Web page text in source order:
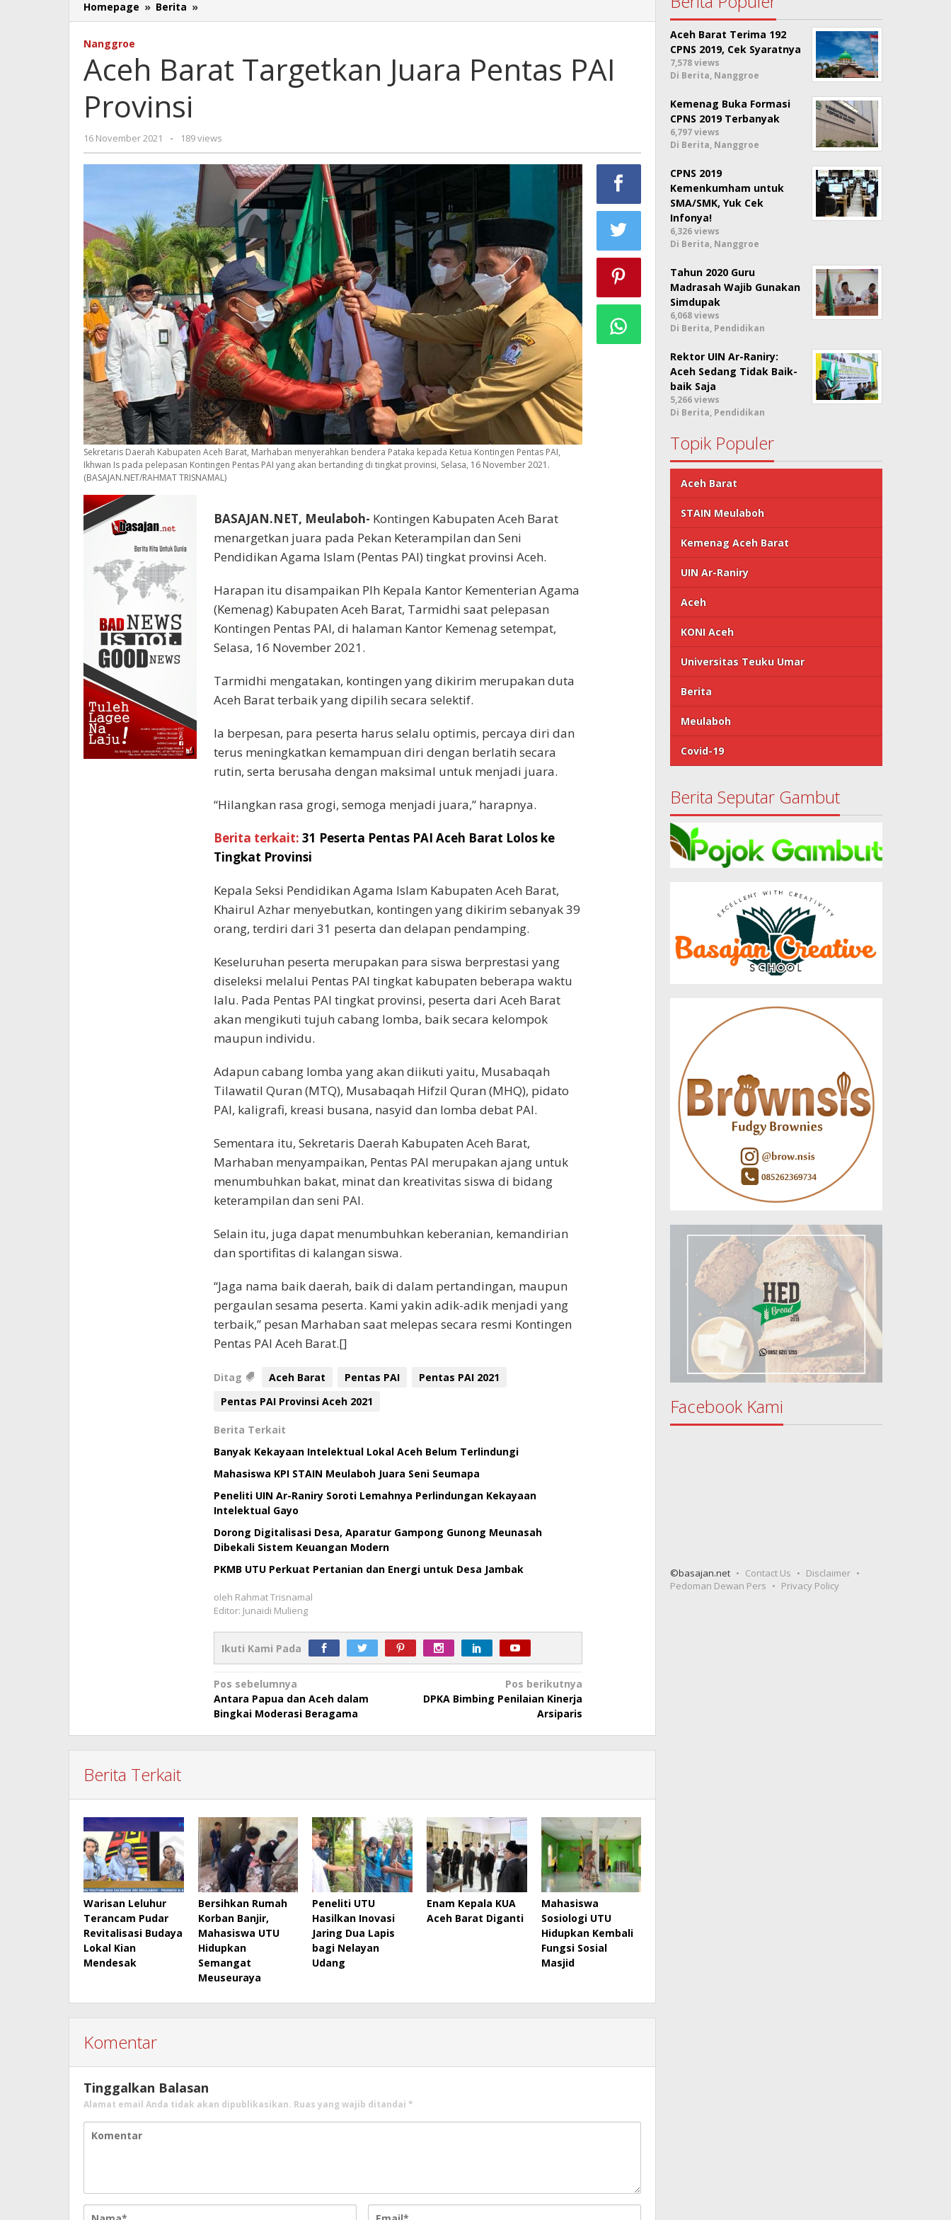
Homepage » Berita »
Barat
Pentas
PAI
Nanggroe
Aceh Barat Targetkan Juara Pentas PAI
Provinsi
16 November 2021
oleh
Rahmat
Trisnamal
- 189 views
Sekretaris Daerah Kabupaten Aceh Barat, Marhaban menyerahkan bendera Pataka kepada Ketua Kontingen Pentas PAI,
Ikhwan Is pada pelepasan Kontingen Pentas PAI yang akan bertanding di tingkat provinsi, Selasa, 16 November 2021.
(BASAJAN.NET/RAHMAT TRISNAMAL)
BASAJAN.NET, Meulaboh- Kontingen Kabupaten Aceh Barat
menargetkan juara pada Pekan Keterampilan dan Seni
Pendidikan Agama Islam (Pentas PAI) tingkat provinsi Aceh.
Harapan itu disampaikan Plh Kepala Kantor Kementerian Agama
(Kemenag) Kabupaten Aceh Barat, Tarmidhi saat pelepasan
Kontingen Pentas PAI, di halaman Kantor Kemenag setempat,
Selasa, 16 November 2021.
Tarmidhi mengatakan, kontingen yang dikirim merupakan duta
Aceh Barat terbaik yang dipilih secara selektif.
Ia berpesan, para peserta harus selalu optimis, percaya diri dan
terus meningkatkan kemampuan diri dengan berlatih secara
rutin, serta berusaha dengan maksimal untuk menjadi juara.
“Hilangkan rasa grogi, semoga menjadi juara,” harapnya.
Berita terkait: 31 Peserta Pentas PAI Aceh Barat Lolos ke
Tingkat Provinsi
Kepala Seksi Pendidikan Agama Islam Kabupaten Aceh Barat,
Khairul Azhar menyebutkan, kontingen yang dikirim sebanyak 39
orang, terdiri dari 31 peserta dan delapan pendamping.
Keseluruhan peserta merupakan para siswa berprestasi yang
diseleksi melalui Pentas PAI tingkat kabupaten beberapa waktu
lalu. Pada Pentas PAI tingkat provinsi, peserta dari Aceh Barat
akan mengikuti tujuh cabang lomba, baik secara kelompok
maupun individu.
Adapun cabang lomba yang akan diikuti yaitu, Musabaqah
Tilawatil Quran (MTQ), Musabaqah Hifzil Quran (MHQ), pidato
PAI, kaligrafi, kreasi busana, nasyid dan lomba debat PAI.
Sementara itu, Sekretaris Daerah Kabupaten Aceh Barat,
Marhaban menyampaikan, Pentas PAI merupakan ajang untuk
menumbuhkan bakat, minat dan kreativitas siswa di bidang
keterampilan dan seni PAI.
Selain itu, juga dapat menumbuhkan keberanian, kemandirian
dan sportifitas di kalangan siswa.
“Jaga nama baik daerah, baik di dalam pertandingan, maupun
pergaulan sesama peserta. Kami yakin adik-adik menjadi yang
terbaik,” pesan Marhaban saat melepas secara resmi Kontingen
Pentas PAI Aceh Barat.[]
Ditag Aceh Barat Pentas PAI
Pentas PAI 2021
Pentas PAI Provinsi Aceh 2021
Berita Terkait
Banyak Kekayaan Intelektual Lokal Aceh Belum Terlindungi
Mahasiswa KPI STAIN Meulaboh Juara Seni Seumapa
Peneliti UIN Ar-Raniry Soroti Lemahnya Perlindungan Kekayaan
Intelektual Gayo
Dorong Digitalisasi Desa, Aparatur Gampong Gunong Meunasah
Dibekali Sistem Keuangan Modern
PKMB UTU Perkuat Pertanian dan Energi untuk Desa Jambak
oleh Rahmat Trisnamal
Editor: Junaidi Mulieng
Ikuti Kami Pada
Navigasi
pos
Pos sebelumnya
Antara Papua dan Aceh dalam
Bingkai Moderasi Beragama
Pos berikutnya
DPKA Bimbing Penilaian Kinerja
Arsiparis
Berita Terkait
Warisan Leluhur
Terancam Pudar
Revitalisasi Budaya
Lokal Kian
Mendesak
Bersihkan Rumah
Korban Banjir,
Mahasiswa UTU
Hidupkan
Semangat
Meuseuraya
Peneliti UTU
Hasilkan Inovasi
Jaring Dua Lapis
bagi Nelayan
Udang
Enam Kepala KUA
Aceh Barat Diganti
Mahasiswa
Sosiologi UTU
Hidupkan Kembali
Fungsi Sosial
Masjid
Komentar
Tinggalkan Balasan
Alamat email Anda tidak akan dipublikasikan. Ruas yang wajib ditandai *
Aceh Barat Terima 192
CPNS 2019, Cek Syaratnya
7,578 views
Di Berita, Nanggroe
Kemenag Buka Formasi
CPNS 2019 Terbanyak
6,797 views
Di Berita, Nanggroe
CPNS 2019
Kemenkumham untuk
SMA/SMK, Yuk Cek
Infonya!
6,326 views
Di Berita, Nanggroe
Tahun 2020 Guru
Madrasah Wajib Gunakan
Simdupak
6,068 views
Di Berita, Pendidikan
Rektor UIN Ar-Raniry:
Aceh Sedang Tidak Baik-
baik Saja
5,266 views
Di Berita, Pendidikan
Topik Populer
Aceh Barat
STAIN Meulaboh
Kemenag Aceh Barat
UIN Ar-Raniry
Aceh
KONI Aceh
Universitas Teuku Umar
Berita
Meulaboh
Covid-19
Berita Seputar Gambut
Facebook Kami
©basajan.net Contact Us
Disclaimer
Pedoman Dewan Pers
Privacy Policy